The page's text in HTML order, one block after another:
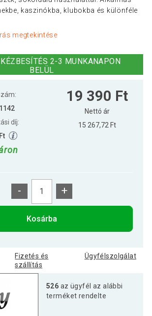
kaszinókba, klubokba és különféle
megtekintése
KÉZBESÍTÉS 2-3 MUNKANAPON
BELÜL
díj:
19 390 Ft
Nettó ár
15 267,72 Ft
- +
Kosárba
Fizetés és
szállítás
Ügyfélszolgálat
526 az ügyfél az alábbi
terméket rendelte